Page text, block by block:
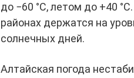
до −60 °C, летом до +40
районах держатся на
солнечных дней.
Алтайская погода